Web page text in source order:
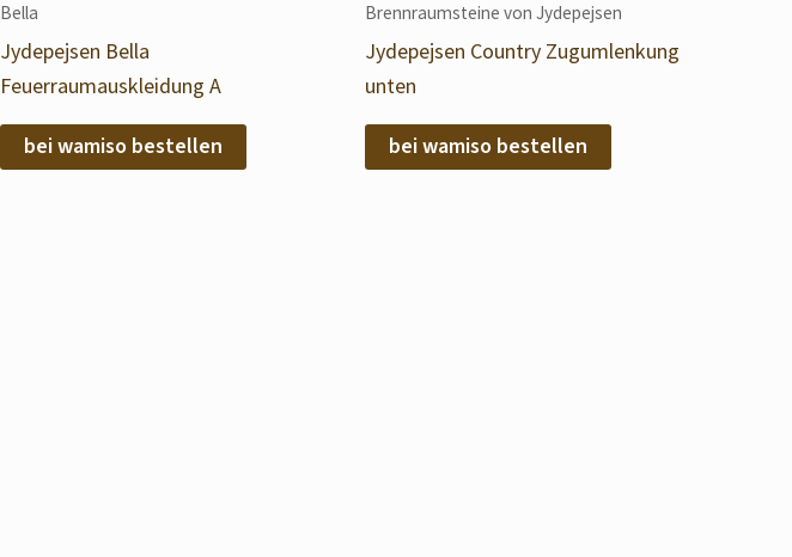
Bella
Jydepejsen Bella
Feuerraumauskleidung A
bei wamiso bestellen
Brennraumsteine von Jydepejsen
Jydepejsen Country Zugumlenkung
unten
bei wamiso bestellen